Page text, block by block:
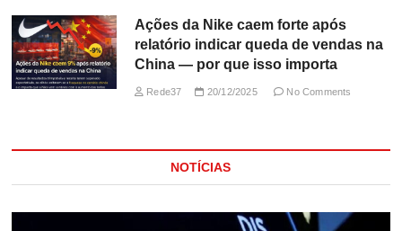
Ações da Nike caem forte após
relatório indicar queda de vendas na
China — por que isso importa
Rede37 20/12/2025 No Comments
NOTÍCIAS